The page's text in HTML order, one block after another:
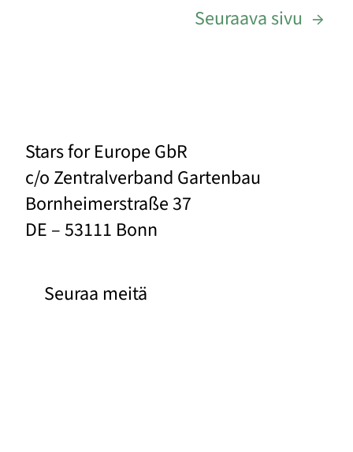
Seuraava sivu →
Stars for Europe GbR
c/o Zentralverband Gartenbau
Bornheimerstraße 37
DE – 53111 Bonn
Seuraa meitä